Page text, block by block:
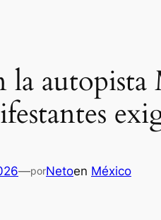
la autopista
—porNetoen México